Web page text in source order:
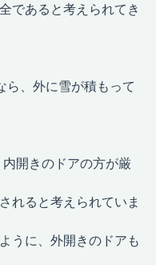
であると考えられてき
ら、外に雪が積もって
内開きのドアの方が厳
れると考えられていま
うに、外開きのドアも